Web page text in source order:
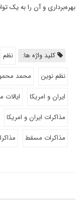
بهره‌برداری و آن را به یک
کلید واژه ها: نظم
نظم نوین
محمد
ایران و امریکا
ایالات
مذاکرات ایران و امریکا
مذاکرات مسقط